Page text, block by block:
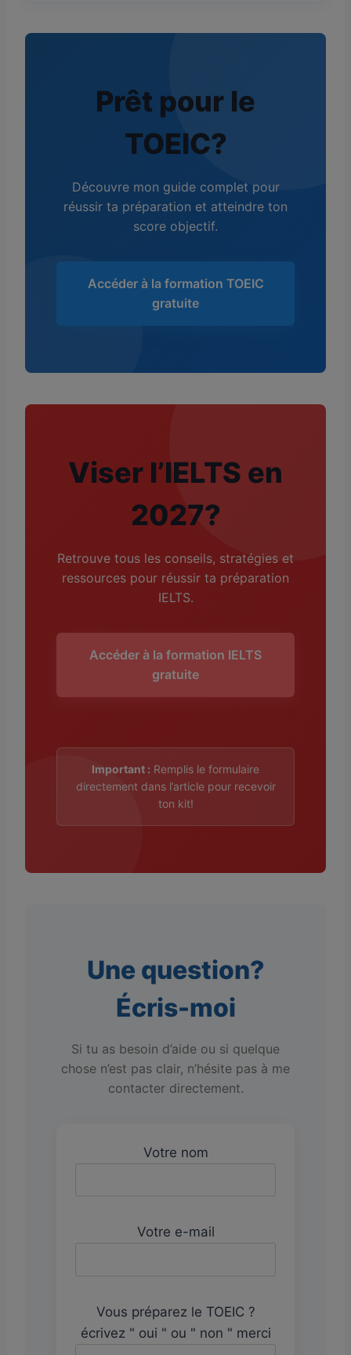
Prêt pour le
TOEIC?
Découvre mon guide complet pour
réussir ta préparation et atteindre ton
score objectif.
Accéder à la formation TOEIC
gratuite
Viser l’IELTS en
2027?
Retrouve tous les conseils, stratégies et
ressources pour réussir ta préparation
IELTS.
Accéder à la formation IELTS
gratuite
Important : Remplis le formulaire
directement dans l’article pour recevoir
ton kit!
Une question?
Écris-moi
Si tu as besoin d’aide ou si quelque
chose n’est pas clair, n’hésite pas à me
contacter directement.
Votre nom
Votre e-mail
Vous préparez le TOEIC ?
écrivez " oui " ou " non " merci